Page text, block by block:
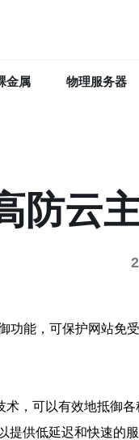
金属 物理服务器
防云
能，可保护网站
，可以有效地抵御各
供低延迟和快速的